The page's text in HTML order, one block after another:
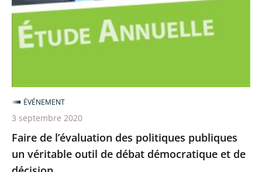
politiques
publiques
un
de
débat
démocratique
et
de
Faire de l’évaluation des politiques publiques
un véritable outil de débat démocratique et de
ÉVÉNEMENT
3 septembre 2020